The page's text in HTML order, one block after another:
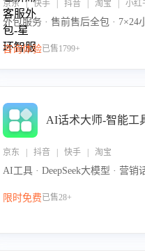
外包服务 · 售前售后全包 · 7×24
咨询体验已售1799+
AI话术大师-智能工
京东 | 抖音 | 快手 | 淘宝
AI工具 · DeepSeek大模型 · 营销
限时免费已售28+